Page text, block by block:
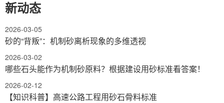
新动态
2026-03-05
砂的“背叛”：机制砂离析现象的多维透视
2026-03-02
哪些石头能作为机制砂原料？根据建设用砂标准看答案！
2026-02-12
【知识科普】高速公路工程用砂石骨料标准